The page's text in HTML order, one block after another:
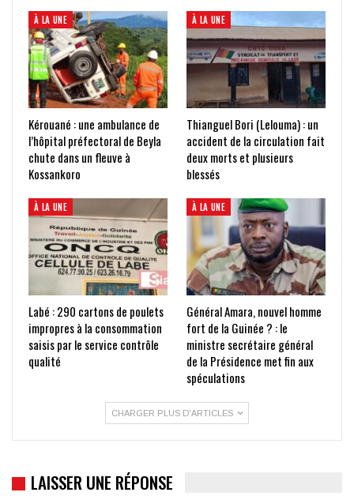
À LA UNE
Kérouané : une ambulance de
l’hôpital préfectoral de Beyla
chute dans un fleuve à
Kossankoro
À LA UNE
Thianguel Bori (Lelouma) : un
accident de la circulation fait
deux morts et plusieurs
blessés
À LA UNE
Labé : 290 cartons de poulets
impropres à la consommation
saisis par le service contrôle
qualité
À LA UNE
Général Amara, nouvel homme
fort de la Guinée ? : le
ministre secrétaire général
de la Présidence met fin aux
spéculations
CHARGER PLUS D'ARTICLES
LAISSER UNE RÉPONSE